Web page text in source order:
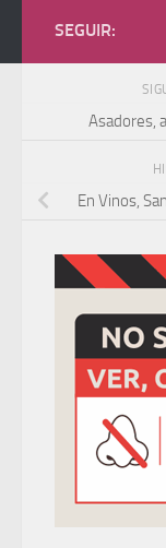
SEGUIR:
Asadores,
En Vinos,